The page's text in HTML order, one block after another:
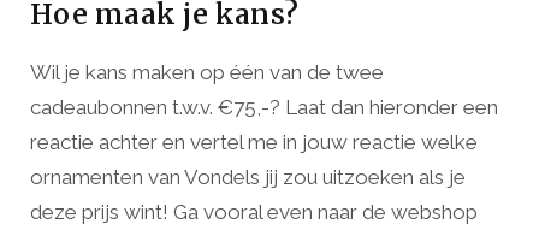
Hoe maak je kans?
Wil je kans maken op één van de twee
cadeaubonnen t.w.v. €75,-? Laat dan hieronder een
reactie achter en vertel me in jouw reactie welke
ornamenten van Vondels jij zou uitzoeken als je
deze prijs wint! Ga vooral even naar de webshop